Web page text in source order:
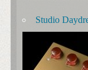
Studio